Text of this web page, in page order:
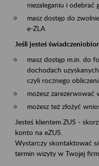
niezaleganiu i odebrać
masz dostęp do
e-ZLA
Jeśli jesteś
masz dostęp m.in. do
dochodach
czyli rocznego
możesz zarezerwować
możesz też złożyć
Jesteś klientem ZUS -
konto na eZUS.
Wystarczy skontaktować
termin wizyty w Twojej